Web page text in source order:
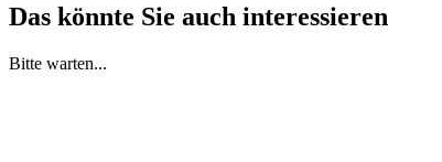
Das könnte Sie auch interessieren
Bitte warten...